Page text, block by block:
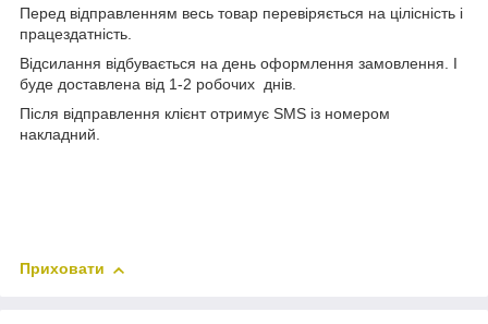
Перед відправленням весь товар перевіряється на цілісність і
працездатність.
Відсилання відбувається на день оформлення замовлення. І
буде доставлена від 1-2 робочих днів.
Після відправлення клієнт отримує SMS із номером
накладний.
Приховати